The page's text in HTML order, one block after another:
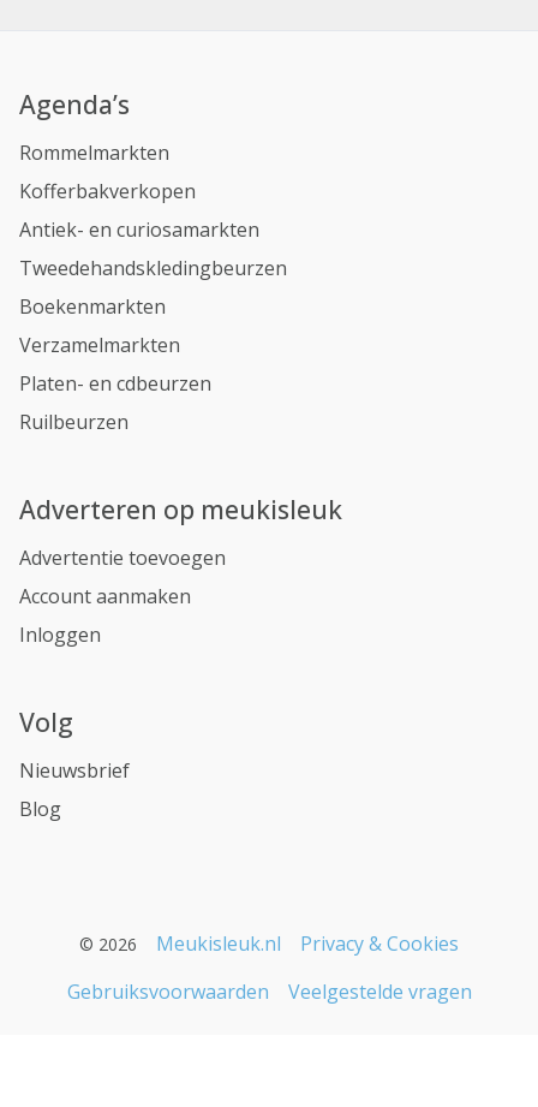
Agenda’s
Rommelmarkten
Kofferbakverkopen
Antiek- en curiosamarkten
Tweedehandskledingbeurzen
Boekenmarkten
Verzamelmarkten
Platen- en cdbeurzen
Ruilbeurzen
Adverteren op meukisleuk
Advertentie toevoegen
Account aanmaken
Inloggen
Volg
Nieuwsbrief
Blog
© 2026 Meukisleuk.nl
Privacy & Cookies
Gebruiksvoorwaarden
Veelgestelde vragen